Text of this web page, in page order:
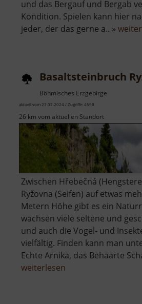
und das Bergauf und Bergab
Kondition. Spielen kann hier
jeder, der das gerne a.. »
Basaltsteinbruch
Böhmisches Erzgebirge
aktuell vom 23.07.2024 / Zugriffe: 4598
26 km vom aktuellen Standort
Zwischen Hřebečná
Ryžovna (Seifen) auf etwas
Metern Höhe gibt es ein
wachsen viele seltene und
und auch die Vogel- und
vielfältig. Finden kann man
Echte Arnika, das Behaarte
weiterlesen